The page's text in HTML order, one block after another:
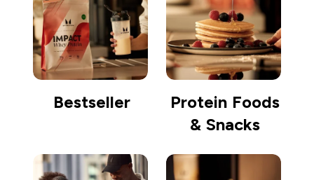
Bestseller
Protein Foods
& Snacks